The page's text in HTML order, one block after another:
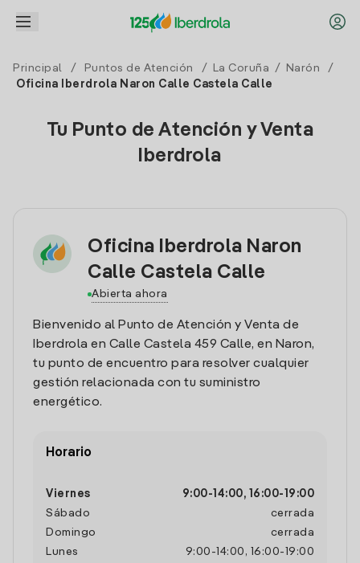
Principal / Puntos de Atención / La Coruña / Narón
/
Oficina Iberdrola Naron Calle Castela Calle
Tu Punto de Atención y Venta
Iberdrola
Oficina Iberdrola Naron
Calle Castela Calle
Abierta ahora
Bienvenido al Punto de Atención y Venta de
Iberdrola en Calle Castela 459 Calle, en Naron,
tu punto de encuentro para resolver cualquier
gestión relacionada con tu suministro
energético.
Horario
Viernes 9:00- 14:00, 16:00- 19:00
Sábado
cerrada
Domingo
cerrada
Lunes
9:00 - 14:00 , 16:00- 19:00